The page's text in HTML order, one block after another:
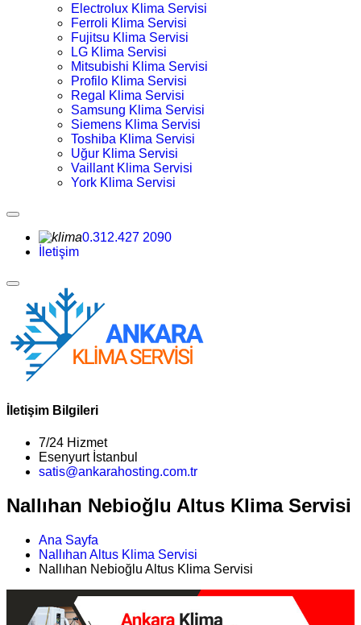
Electrolux Klima Servisi
Ferroli Klima Servisi
Fujitsu Klima Servisi
LG Klima Servisi
Mitsubishi Klima Servisi
Profilo Klima Servisi
Regal Klima Servisi
Samsung Klima Servisi
Siemens Klima Servisi
Toshiba Klima Servisi
Uğur Klima Servisi
Vaillant Klima Servisi
York Klima Servisi
0.312.427 2090
İletişim
İletişim Bilgileri
7/24 Hizmet
Esenyurt İstanbul
satis@ankarahosting.com.tr
Nallıhan Nebioğlu Altus Klima Servisi
Ana Sayfa
Nallıhan Altus Klima Servisi
Nallıhan Nebioğlu Altus Klima Servisi